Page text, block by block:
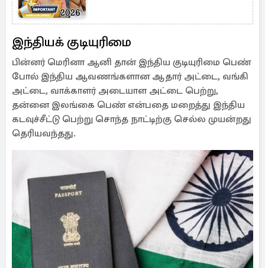
இந்தியக் குடியுரிமை
பின்னர் மெரினா ஆனி தான் இந்திய குடியுரிமை பெண்
போல் இந்திய ஆவணங்களான ஆதார் அட்டை, வங்கி
அட்டை, வாக்காளர் அடையாள அட்டை பெற்று,
தன்னை இலங்கை பெண் என்பதை மறைத்து இந்திய
கடவுச்சீட்டு பெற்று சொந்த நாட்டிற்கு செல்ல முயன்றது
தெரியவந்தது.